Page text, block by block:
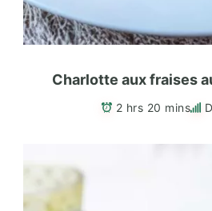
Charlotte aux fraises
2 hrs 20 mins